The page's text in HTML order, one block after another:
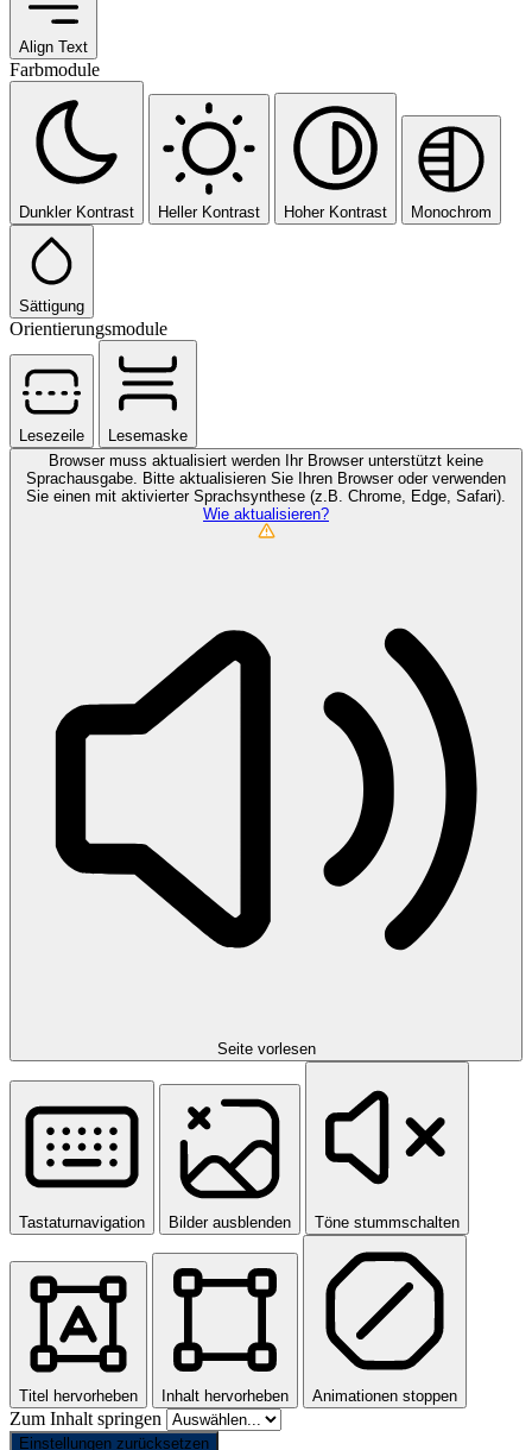
Align Text
Farbmodule
Dunkler Kontrast Heller Kontrast Hoher Kontrast Monochrom
Sättigung
Orientierungsmodule
Lesezeile
Lesemaske
Browser muss aktualisiert werden
Ihr Browser unterstützt keine
Sprachausgabe. Bitte aktualisieren Sie Ihren Browser oder verwenden
Sie einen mit aktivierter Sprachsynthese (z.B. Chrome, Edge, Safari).
Wie aktualisieren?
Seite vorlesen
Tastaturnavigation Bilder ausblenden Töne stummschalten
Titel hervorheben Inhalt hervorheben Animationen stoppen
Zum Inhalt springen
Einstellungen zurücksetzen